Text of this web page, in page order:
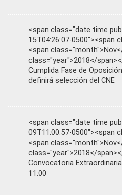
<span class="date time
15T04:26:07-0500"><span
<span
class="year">2018</
Cumplida Fase de
definirá selección del CNE
<span class="date time
09T11:00:57-0500"><span
<span
class="year">2018</
Convocatoria
11:00